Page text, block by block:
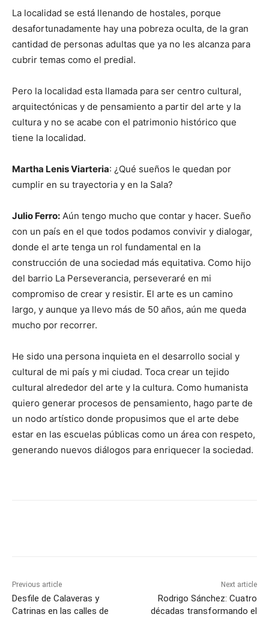
La localidad se está llenando de hostales, porque
desafortunadamente hay una pobreza oculta, de la gran
cantidad de personas adultas que ya no les alcanza para
cubrir temas como el predial.
Pero la localidad esta llamada para ser centro cultural,
arquitectónicas y de pensamiento a partir del arte y la
cultura y no se acabe con el patrimonio histórico que
tiene la localidad.
Martha Lenis Viarteria: ¿Qué sueños le quedan por
cumplir en su trayectoria y en la Sala?
Julio Ferro: Aún tengo mucho que contar y hacer. Sueño
con un país en el que todos podamos convivir y dialogar,
donde el arte tenga un rol fundamental en la
construcción de una sociedad más equitativa. Como hijo
del barrio La Perseverancia, perseveraré en mi
compromiso de crear y resistir. El arte es un camino
largo, y aunque ya llevo más de 50 años, aún me queda
mucho por recorrer.
He sido una persona inquieta en el desarrollo social y
cultural de mi país y mi ciudad. Toca crear un tejido
cultural alrededor del arte y la cultura. Como humanista
quiero generar procesos de pensamiento, hago parte de
un nodo artístico donde propusimos que el arte debe
estar en las escuelas públicas como un área con respeto,
generando nuevos diálogos para enriquecer la sociedad.
Previous article
Desfile de Calaveras y
Catrinas en las calles de
Next article
Rodrigo Sánchez: Cuatro
décadas transformando el